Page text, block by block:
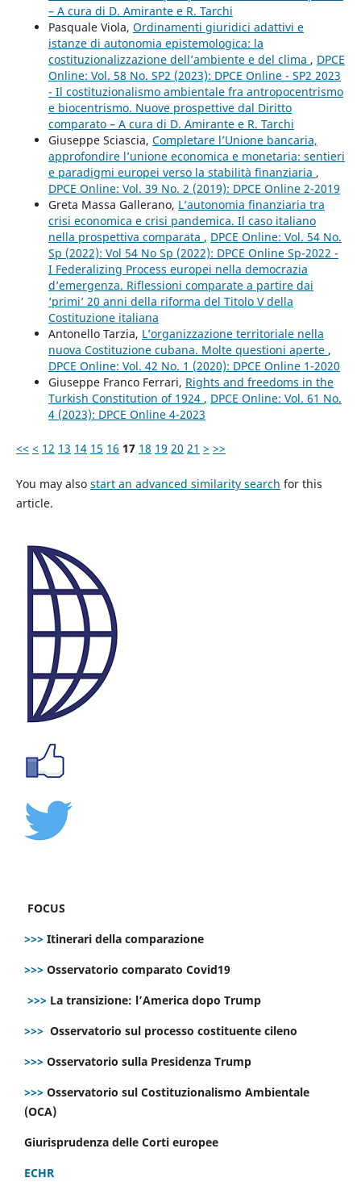
– A cura di D. Amirante e R. Tarchi
Pasquale Viola, Ordinamenti giuridici adattivi e
istanze di autonomia epistemologica: la
costituzionalizzazione dell’ambiente e del clima , DPCE
Online: Vol. 58 No. SP2 (2023): DPCE Online - SP2 2023
- Il costituzionalismo ambientale fra antropocentrismo
e biocentrismo. Nuove prospettive dal Diritto
comparato – A cura di D. Amirante e R. Tarchi
Giuseppe Sciascia, Completare l’Unione bancaria,
approfondire l’unione economica e monetaria: sentieri
e paradigmi europei verso la stabilità finanziaria ,
DPCE Online: Vol. 39 No. 2 (2019): DPCE Online 2-2019
Greta Massa Gallerano, L’autonomia finanziaria tra
crisi economica e crisi pandemica. Il caso italiano
nella prospettiva comparata , DPCE Online: Vol. 54 No.
Sp (2022): Vol 54 No Sp (2022): DPCE Online Sp-2022 -
I Federalizing Process europei nella democrazia
d’emergenza. Riflessioni comparate a partire dai
‘primi’ 20 anni della riforma del Titolo V della
Costituzione italiana
Antonello Tarzia, L’organizzazione territoriale nella
nuova Costituzione cubana. Molte questioni aperte ,
DPCE Online: Vol. 42 No. 1 (2020): DPCE Online 1-2020
Giuseppe Franco Ferrari, Rights and freedoms in the
Turkish Constitution of 1924 , DPCE Online: Vol. 61 No.
4 (2023): DPCE Online 4-2023
<< < 12 13 14 15 16 17 18 19 20 21 > >>
You may also start an advanced similarity search for this
article.
FOCUS
>>> Itinerari della comparazione
>>> Osservatorio comparato Covid19
>>> La transizione: l’America dopo Trump
>>> Osservatorio sul processo costituente cileno
>>> Osservatorio sulla Presidenza Trump
>>> Osservatorio sul Costituzionalismo Ambientale
(OCA)
Giurisprudenza delle Corti europee
ECHR